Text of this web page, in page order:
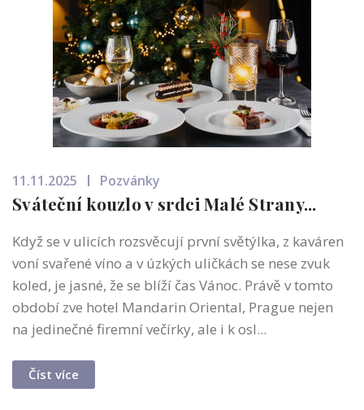
11.11.2025 Pozvánky
Sváteční kouzlo v srdci Malé Strany...
Když se v ulicích rozsvěcují první světýlka, z kaváren
voní svařené víno a v úzkých uličkách se nese zvuk
koled, je jasné, že se blíží čas Vánoc. Právě v tomto
období zve hotel Mandarin Oriental, Prague nejen
na jedinečné firemní večírky, ale i k osl...
Číst více